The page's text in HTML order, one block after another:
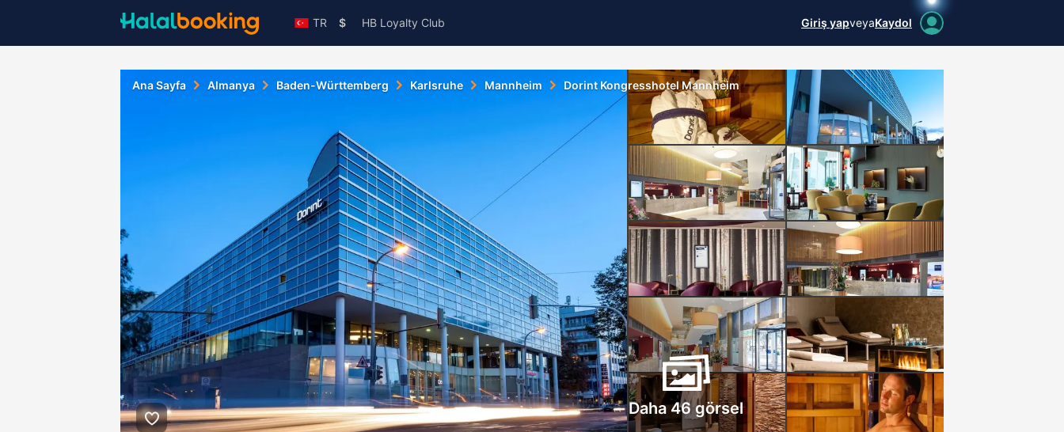
TR $ HB Loyalty Club Giriş yapveyaKaydol
Ana Sayfa Almanya Baden-Württemberg Karlsruhe Mannheim Dorint Kongresshotel Mannheim
Daha 46 görsel